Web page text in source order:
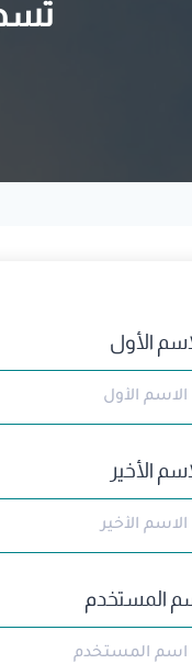
الأول
الأخير
المستخدم